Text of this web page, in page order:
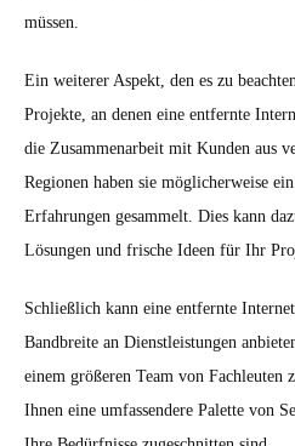
müssen.
Ein weiterer Aspekt, den es zu
Projekte, an denen eine entfernte
die Zusammenarbeit mit Kunden aus
Regionen haben sie möglicherweise
Erfahrungen gesammelt. Dies kann
Lösungen und frische Ideen für Ihr
Schließlich kann eine entfernte
Bandbreite an Dienstleistungen
einem größeren Team von Fachleuten
Ihnen eine umfassendere Palette von